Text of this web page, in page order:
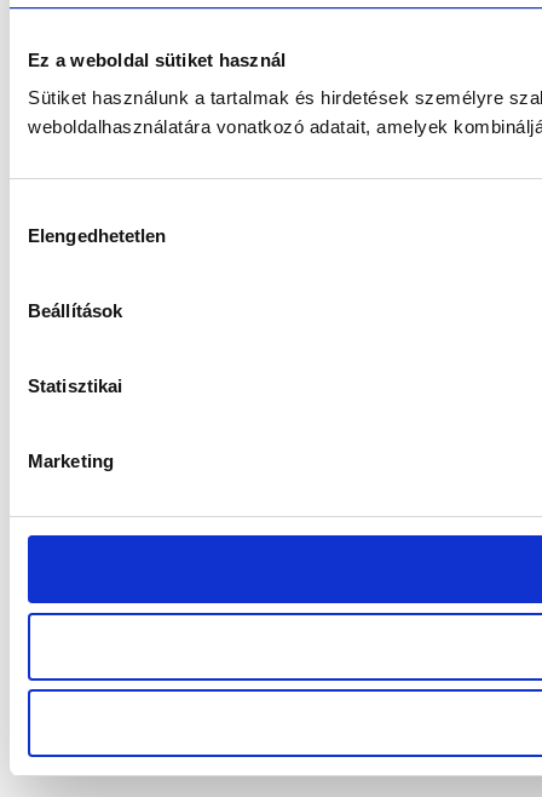
Ez a weboldal sütiket használ
Sütiket használunk a tartalmak és hirdetések személyre
weboldalhasználatára vonatkozó adatait, amelyek
kiválasztása
Elengedhetetlen
Beállítások
Statisztikai
Marketing